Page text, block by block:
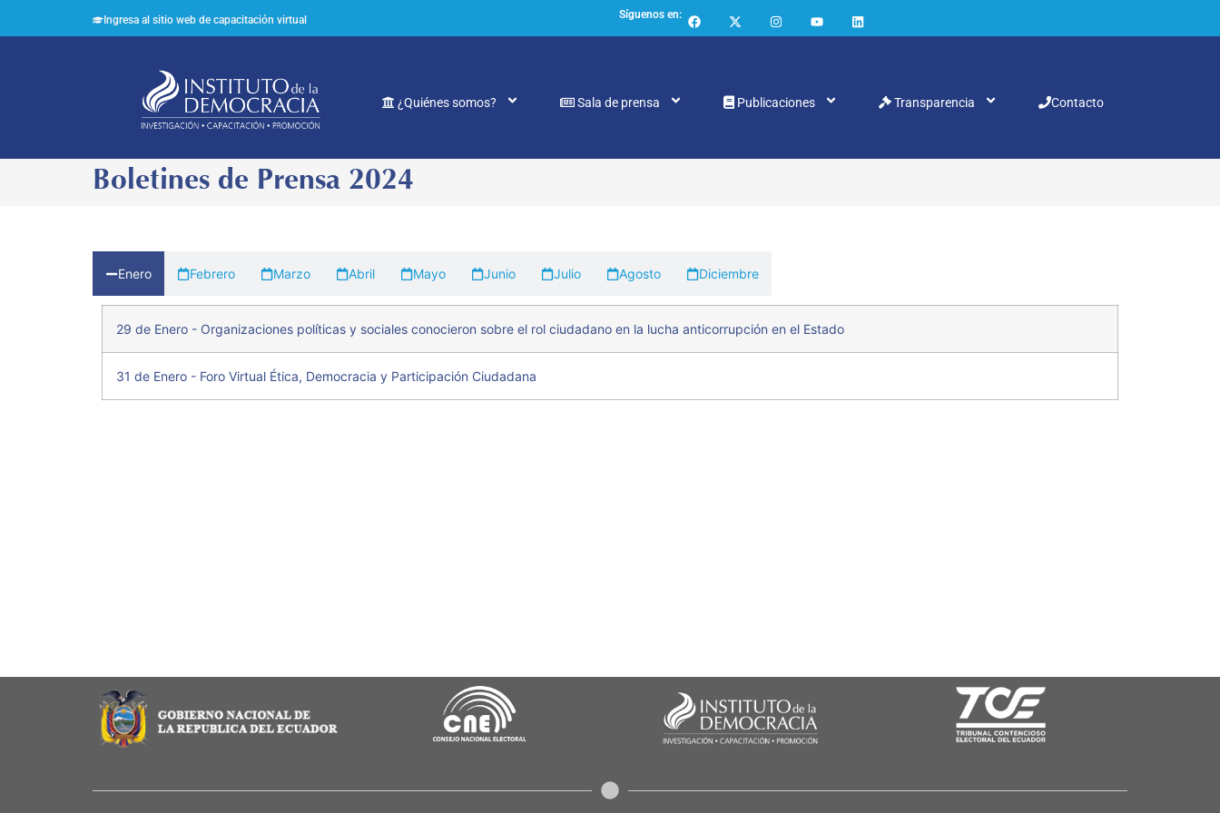
Ingresa al sitio web de capacitación virtual Síguenos en:
¿Quiénes somos? Sala de prensa Publicaciones Transparencia Contacto
Boletines de Prensa 2024
Enero Febrero Marzo Abril Mayo Junio Julio Agosto Diciembre
29 de Enero - Organizaciones políticas y sociales conocieron sobre el rol ciudadano en la lucha anticorrupción en el Estado
31 de Enero - Foro Virtual Ética, Democracia y Participación Ciudadana